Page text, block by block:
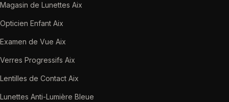
Magasin de Lunettes Aix
Opticien Enfant Aix
Examen de Vue Aix
Verres Progressifs Aix
Lentilles de Contact Aix
Lunettes Anti-Lumière Bleue